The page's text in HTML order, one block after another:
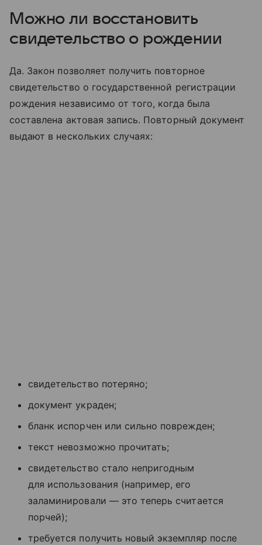
Можно ли восстановить
свидетельство о рождении
Да. Закон позволяет получить повторное
свидетельство о государственной регистрации
рождения независимо от того, когда была
составлена актовая запись. Повторный документ
выдают в нескольких случаях:
свидетельство потеряно;
документ украден;
бланк испорчен или сильно поврежден;
текст невозможно прочитать;
свидетельство стало непригодным
для использования (например, его
заламинировали — это теперь считается
порчей);
требуется получить новый экземпляр после